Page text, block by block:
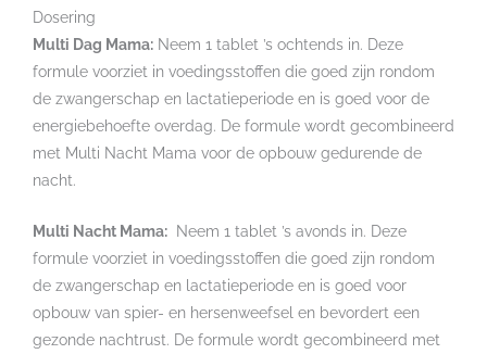
Dosering
Multi Dag Mama: Neem 1 tablet ’s ochtends in. Deze
formule voorziet in voedingsstoffen die goed zijn rondom
de zwangerschap en lactatieperiode en is goed voor de
energiebehoefte overdag. De formule wordt gecombineerd
met Multi Nacht Mama voor de opbouw gedurende de
nacht.
Multi Nacht Mama: Neem 1 tablet ’s avonds in. Deze
formule voorziet in voedingsstoffen die goed zijn rondom
de zwangerschap en lactatieperiode en is goed voor
opbouw van spier- en hersenweefsel en bevordert een
gezonde nachtrust. De formule wordt gecombineerd met